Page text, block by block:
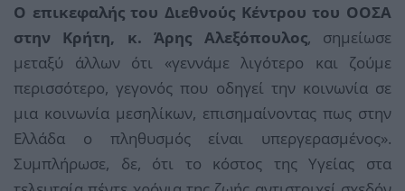
Ο επικεφαλής του Διεθνούς Κέντρου του ΟΟΣΑ
στην Κρήτη, κ. Άρης Αλεξόπουλος, σημείωσε
μεταξύ άλλων ότι «γεννάμε λιγότερο και ζούμε
περισσότερο, γεγονός που οδηγεί την κοινωνία σε
μια κοινωνία μεσηλίκων, επισημαίνοντας πως στην
Ελλάδα ο πληθυσμός είναι υπεργερασμένος».
Συμπλήρωσε, δε, ότι το κόστος της Υγείας στα